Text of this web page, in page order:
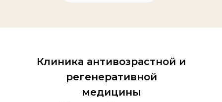
Клиника антивозрастной и
регенеративной
медицины